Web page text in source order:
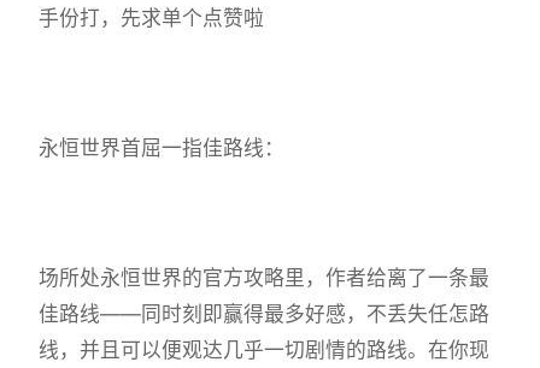
手份打，先求单个点赞啦
永恒世界首屈一指佳路线：
场所处永恒世界的官方攻略里，作者给离了一条最
佳路线——同时刻即赢得最多好感，不丢失任怎路
线，并且可以便观达几乎一切剧情的路线。在你现